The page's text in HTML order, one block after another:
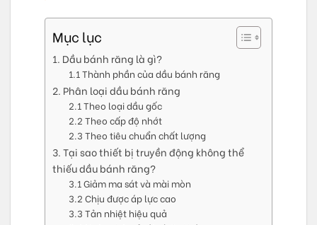
Mục lục
1. Dầu bánh răng là gì?
1.1 Thành phần của dầu bánh răng
2. Phân loại dầu bánh răng
2.1 Theo loại dầu gốc
2.2 Theo cấp độ nhớt
2.3 Theo tiêu chuẩn chất lượng
3. Tại sao thiết bị truyền động không thể
thiếu dầu bánh răng?
3.1 Giảm ma sát và mài mòn
3.2 Chịu được áp lực cao
3.3 Tản nhiệt hiệu quả